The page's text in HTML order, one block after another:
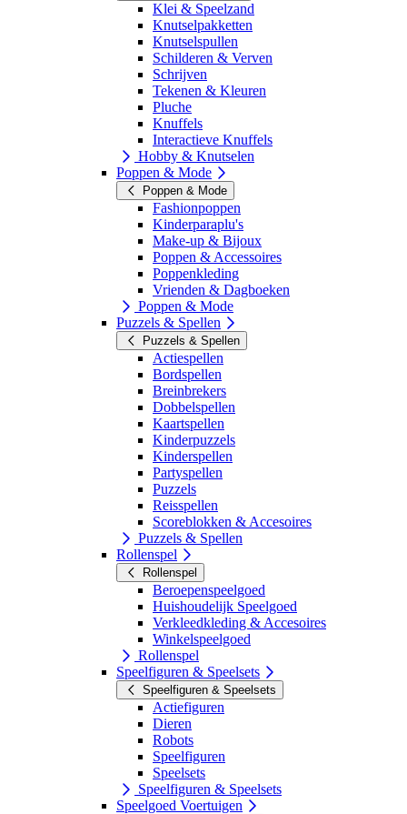
Klei & Speelzand
Knutselpakketten
Knutselspullen
Schilderen & Verven
Schrijven
Tekenen & Kleuren
Pluche
Knuffels
Interactieve Knuffels
Hobby & Knutselen
Poppen & Mode
Poppen & Mode
Fashionpoppen
Kinderparaplu's
Make-up & Bijoux
Poppen & Accessoires
Poppenkleding
Vrienden & Dagboeken
Poppen & Mode
Puzzels & Spellen
Puzzels & Spellen
Actiespellen
Bordspellen
Breinbrekers
Dobbelspellen
Kaartspellen
Kinderpuzzels
Kinderspellen
Partyspellen
Puzzels
Reisspellen
Scoreblokken & Accesoires
Puzzels & Spellen
Rollenspel
Rollenspel
Beroepenspeelgoed
Huishoudelijk Speelgoed
Verkleedkleding & Accesoires
Winkelspeelgoed
Rollenspel
Speelfiguren & Speelsets
Speelfiguren & Speelsets
Actiefiguren
Dieren
Robots
Speelfiguren
Speelsets
Speelfiguren & Speelsets
Speelgoed Voertuigen